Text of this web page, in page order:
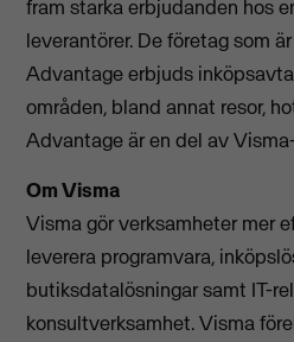
fram starka erbjudanden hos
leverantörer. De företag som
Advantage erbjuds
områden, bland annat resor,
Advantage är en del av
Om Visma
Visma gör verksamheter mer
leverera programvara,
butiksdatalösningar samt IT-
konsultverksamhet. Visma